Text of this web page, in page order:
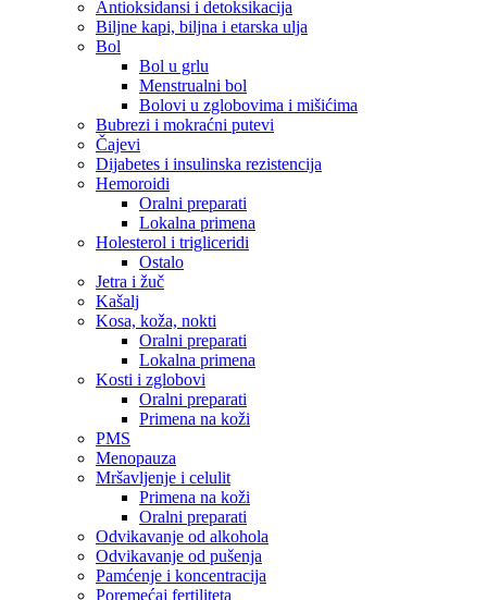
Antioksidansi i detoksikacija
Biljne kapi, biljna i etarska ulja
Bol
Bol u grlu
Menstrualni bol
Bolovi u zglobovima i mišićima
Bubrezi i mokraćni putevi
Čajevi
Dijabetes i insulinska rezistencija
Hemoroidi
Oralni preparati
Lokalna primena
Holesterol i trigliceridi
Ostalo
Jetra i žuč
Kašalj
Kosa, koža, nokti
Oralni preparati
Lokalna primena
Kosti i zglobovi
Oralni preparati
Primena na koži
PMS
Menopauza
Mršavljenje i celulit
Primena na koži
Oralni preparati
Odvikavanje od alkohola
Odvikavanje od pušenja
Pamćenje i koncentracija
Poremećaj fertiliteta